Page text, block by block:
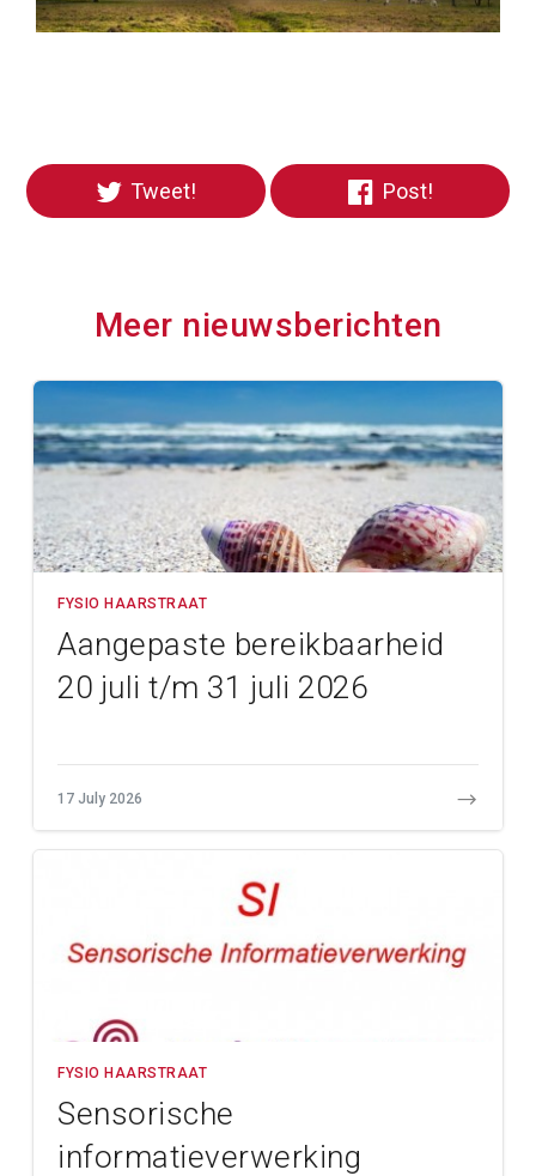
Tweet! Post!
Meer nieuwsberichten
FYSIO HAARSTRAAT
Aangepaste bereikbaarheid
20 juli t/m 31 juli 2026
17 July 2026
FYSIO HAARSTRAAT
Sensorische
informatieverwerking